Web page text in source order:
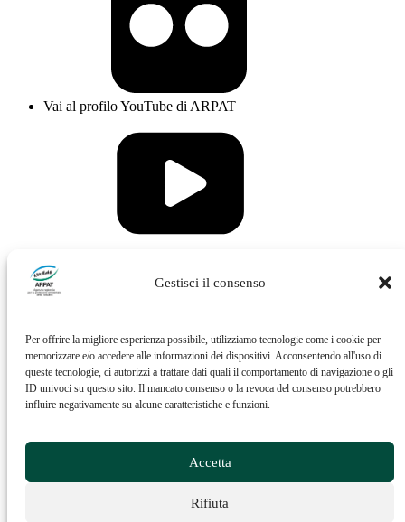
Gestisci il consenso
Per offrire la migliore esperienza possibile, utilizziamo tecnologie come i cookie per
memorizzare e/o accedere alle informazioni dei dispositivi. Acconsentendo all'uso di
queste tecnologie, ci autorizzi a trattare dati quali il comportamento di navigazione o gli
ID univoci su questo sito. Il mancato consenso o la revoca del consenso potrebbero
influire negativamente su alcune caratteristiche e funzioni.
Accetta
Rifiuta
Vai al profilo YouTube di ARPAT
Vai al profilo Issuu di ARPAT